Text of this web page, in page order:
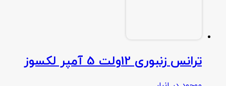
ترانس زنبوری 12ولت 5 آمپر لکسوز